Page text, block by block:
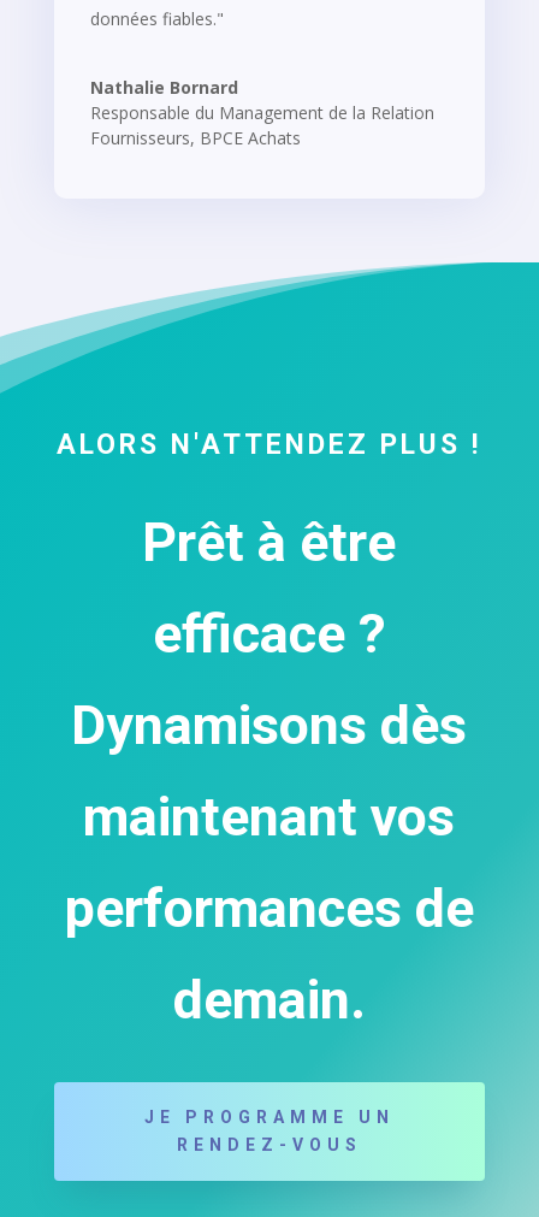
données fiables."
Nathalie Bornard
Responsable du Management de la Relation
Fournisseurs, BPCE Achats
ALORS N'ATTENDEZ PLUS !
Prêt à être
efficace ?
Dynamisons dès
maintenant vos
performances de
demain.
JE PROGRAMME UN
RENDEZ-VOUS